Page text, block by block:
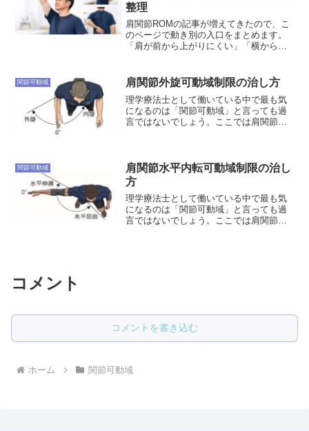
整理
肩関節ROMの記事が増えてきたので、こ
のページで動き別の入口をまとめます。
「肩が前から上がりにくい」「横から上
めばよいか分かるように整理しました。
各ページでは、関節可動...
関節可動域 肩関節外旋可動域制限の治し方
理学療法士として働いている中で最も気
になるのは「関節可動域」と言っても過
言ではないでしょう。ここでは肩関節外
垂直線移動軸：尺骨参考...
関節可動域
肩関節水平内転可動域制限の治し
方
理学療法士として働いている中で最も気
になるのは「関節可動域」と言っても過
言ではないでしょう。ここでは肩関節水
コメント
コメントを書き込む
ホーム 関節可動域